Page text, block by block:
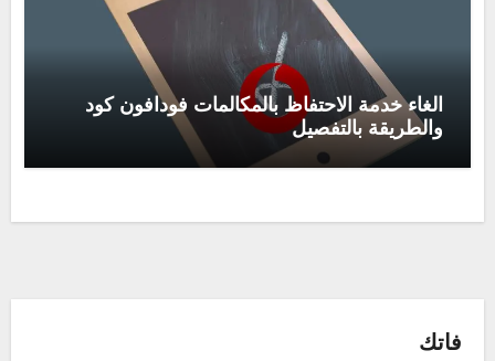
الغاء خدمة الاحتفاظ بالمكالمات فودافون كود
والطريقة بالتفصيل
فاتك